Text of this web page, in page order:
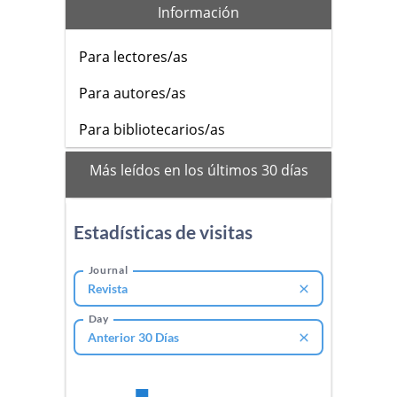
Información
Para lectores/as
Para autores/as
Para bibliotecarios/as
mas_vistos
Más leídos en los últimos 30 días